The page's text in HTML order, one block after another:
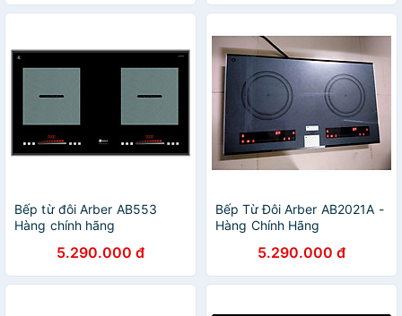
Bếp từ đôi Arber AB553
Hàng chính hãng
5.290.000 đ
Bếp Từ Đôi Arber AB2021A -
Hàng Chính Hãng
5.290.000 đ